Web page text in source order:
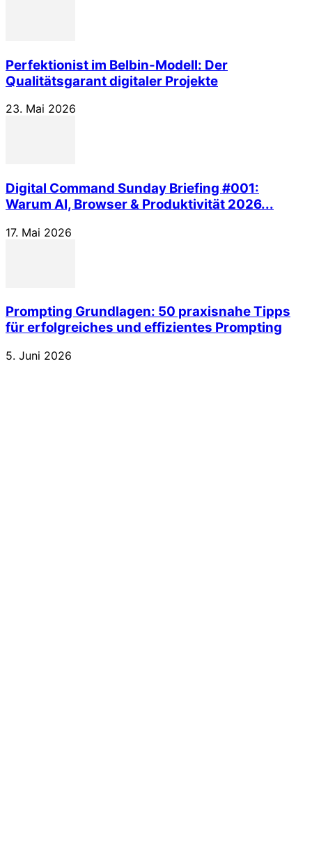
Perfektionist im Belbin-Modell: Der
Qualitätsgarant digitaler Projekte
23. Mai 2026
Digital Command Sunday Briefing #001:
Warum AI, Browser & Produktivität 2026...
17. Mai 2026
Prompting Grundlagen: 50 praxisnahe Tipps
für erfolgreiches und effizientes Prompting
5. Juni 2026